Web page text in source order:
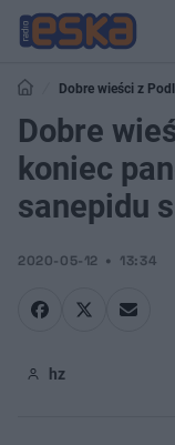
Dobre wieści z
zaskakujące
Dobre
koniec
sanepidu
2020-05-12 13:34
hz